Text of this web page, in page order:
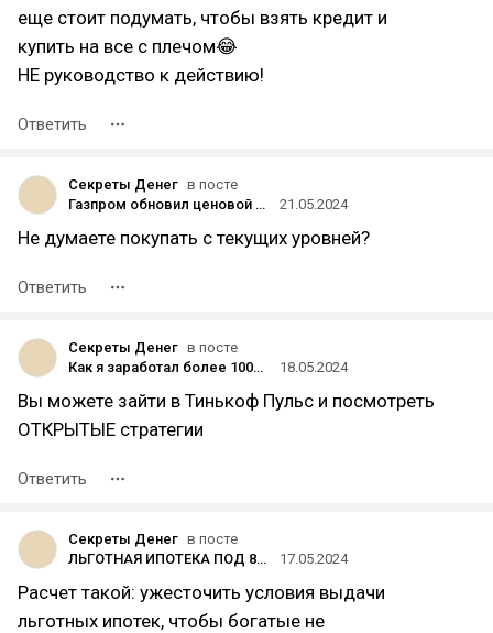
еще стоит подумать, чтобы взять кредит и
купить на все с плечом😂
НЕ руководство к действию!
Ответить
Секреты Денег в посте
Газпром обновил ценовой минимум впервые с 2022 года!
21.05.2024
Не думаете покупать с текущих уровней?
Ответить
Секреты Денег в посте
Как я заработал более 100% годовых в 2023 году🔥
18.05.2024
Вы можете зайти в Тинькоф Пульс и посмотреть
ОТКРЫТЫЕ стратегии
Ответить
Секреты Денег в посте
ЛЬГОТНАЯ ИПОТЕКА ПОД 8% - ВСЕ
17.05.2024
Расчет такой: ужесточить условия выдачи
льготных ипотек, чтобы богатые не